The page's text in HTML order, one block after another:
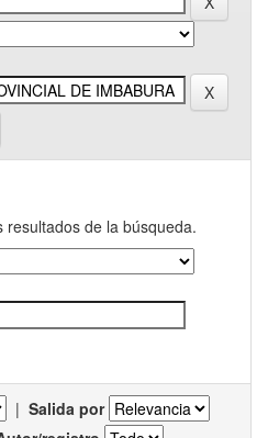
resultados de la búsqueda.
| Salida por